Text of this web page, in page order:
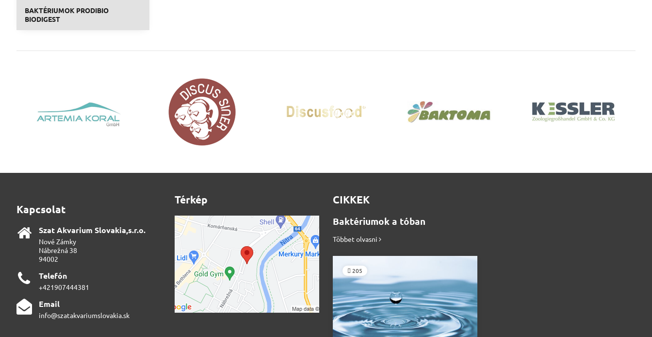
BAKTÉRIUMOK PRODIBIO
BIODIGEST
Kapcsolat
Szat Akvarium Slovakia,s​.r​.o​.
Nové Zámky
Nábrežná 38
94002
Telefón
+421907444381
Email
info@szatakvariumslovakia.sk
Térkép CIKKEK
Baktériumok a tóban
Többet olvasni
205